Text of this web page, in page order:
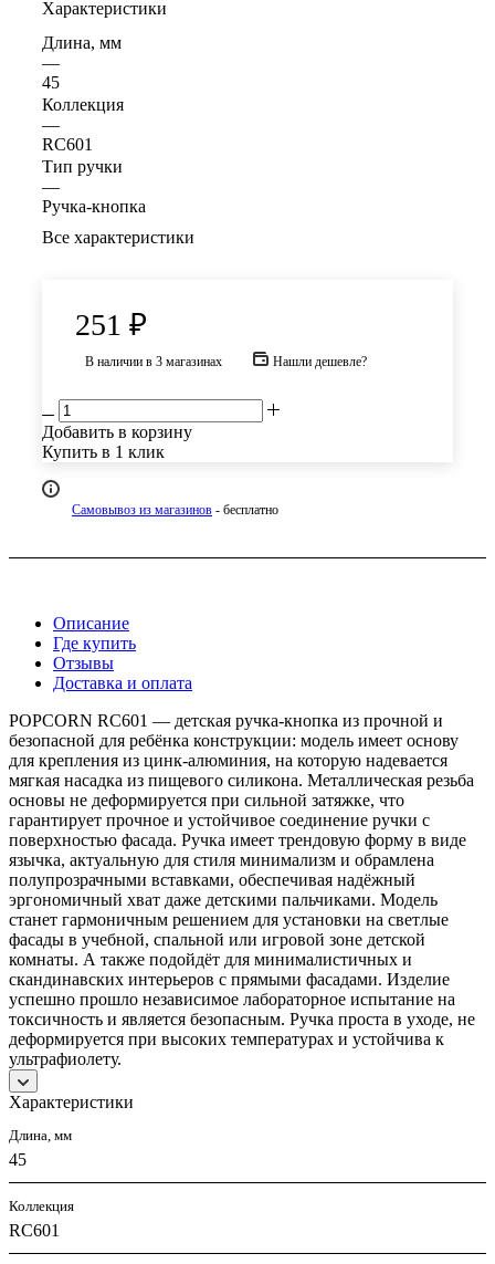
Характеристики
Длина, мм
—
45
Коллекция
—
RC601
Тип ручки
—
Ручка-кнопка
Все характеристики
251 ₽
В наличии в 3 магазинах Нашли дешевле?
Добавить в корзину
Купить в 1 клик
Самовывоз из магазинов - бесплатно
Описание
Где купить
Отзывы
Доставка и оплата
POPCORN RC601 — детская ручка-кнопка из прочной и
безопасной для ребёнка конструкции: модель имеет основу
для крепления из цинк-алюминия, на которую надевается
мягкая насадка из пищевого силикона. Металлическая резьба
основы не деформируется при сильной затяжке, что
гарантирует прочное и устойчивое соединение ручки с
поверхностью фасада. Ручка имеет трендовую форму в виде
язычка, актуальную для стиля минимализм и обрамлена
полупрозрачными вставками, обеспечивая надёжный
эргономичный хват даже детскими пальчиками. Модель
станет гармоничным решением для установки на светлые
фасады в учебной, спальной или игровой зоне детской
комнаты. А также подойдёт для минималистичных и
скандинавских интерьеров с прямыми фасадами. Изделие
успешно прошло независимое лабораторное испытание на
токсичность и является безопасным. Ручка проста в уходе, не
деформируется при высоких температурах и устойчива к
ультрафиолету.
Характеристики
Длина, мм
45
Коллекция
RC601